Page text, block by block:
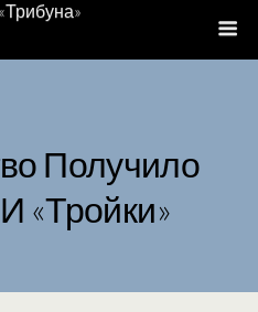
Получило
«тройки»